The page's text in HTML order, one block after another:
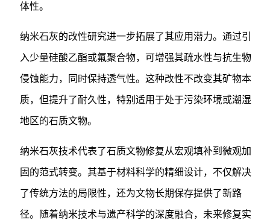
体性。
纳米石灰的改性研究进一步拓展了其应用潜力。通过引
入少量硅酸乙酯或氟聚合物，可增强其疏水性与抗生物
侵蚀能力，同时保持透气性。这种改性不改变其矿物本
质，但提升了耐久性，特别适用于处于污染环境或潮湿
地区的石质文物。
纳米石灰技术代表了石质文物修复从宏观填补到微观加
固的范式转变。其基于材料科学的精细设计，不仅解决
了传统方法的局限性，还为文物长期保存提供了新路
径。随着纳米技术与遗产科学的深度融合，未来修复实